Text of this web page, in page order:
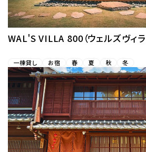
WAL'S VILLA 800（ウェルズヴィラ
一棟貸し お宿 春 夏 秋 冬